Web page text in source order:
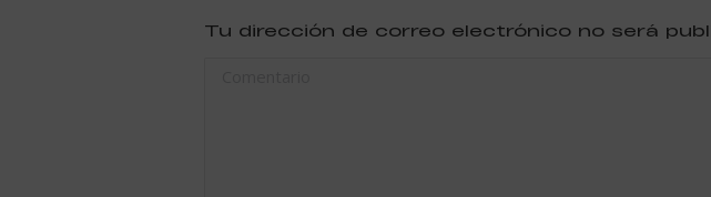
Tu dirección de correo electrónico no será